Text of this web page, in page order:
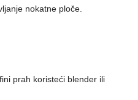
nokatne ploče.
prah koristeći blender ili